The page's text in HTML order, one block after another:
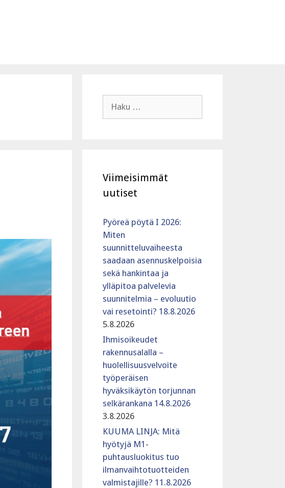
Viimeisimmät
uutiset
Pyöreä pöytä I 2026:
Miten
suunnitteluvaiheesta
saadaan asennuskelpoisia
sekä hankintaa ja
ylläpitoa palvelevia
suunnitelmia – evoluutio
vai resetointi? 18.8.2026
5.8.2026
Ihmisoikeudet
rakennusalalla –
huolellisuusvelvoite
työperäisen
hyväksikäytön torjunnan
selkärankana 14.8.2026
3.8.2026
KUUMA LINJA: Mitä
hyötyjä M1-
puhtausluokitus tuo
ilmanvaihtotuotteiden
valmistajille? 11.8.2026